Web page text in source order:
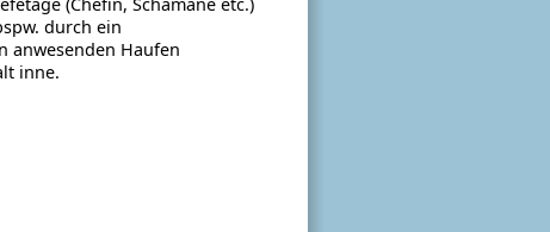
durch ein
anwesenden Haufen
inne.